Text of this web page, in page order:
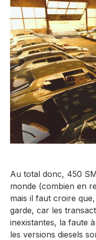
Au total donc, 450
monde (combien en
mais il faut croire
garde, car les
inexistantes, la faute
les versions diesels